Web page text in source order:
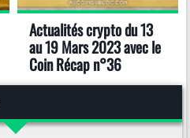
Actualités crypto du 13
au 19 Mars 2023 avec le
Coin Récap n°36